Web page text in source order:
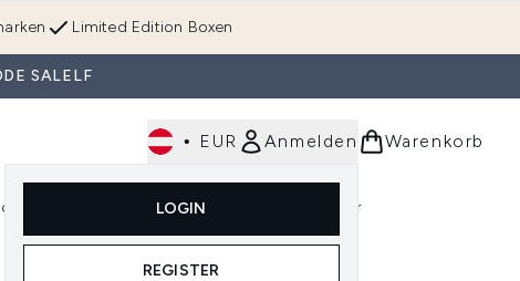
Limited Edition Boxen
SALELF
• EUR Anmelden
LOGIN
REGISTER
Warenkorb
(Haare) Untermenü Anmelden (Accessoires & Tools)
Im Trend & Neu Männer